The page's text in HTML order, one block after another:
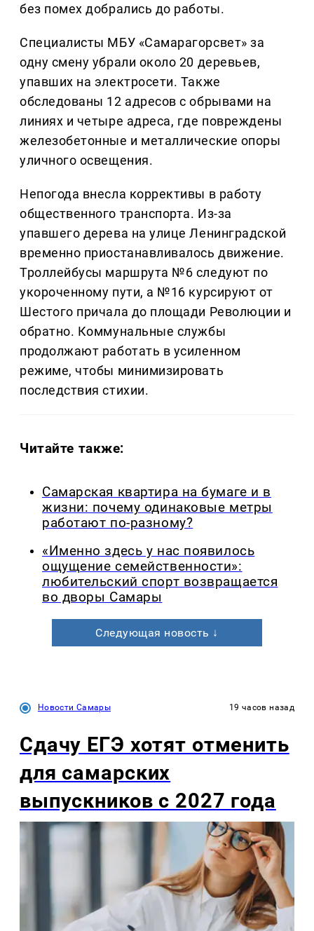
без помех добрались до работы.
Специалисты МБУ «Самарагорсвет» за
одну смену убрали около 20 деревьев,
упавших на электросети. Также
обследованы 12 адресов с обрывами на
линиях и четыре адреса, где повреждены
железобетонные и металлические опоры
уличного освещения.
Непогода внесла коррективы в работу
общественного транспорта. Из-за
упавшего дерева на улице Ленинградской
временно приостанавливалось движение.
Троллейбусы маршрута №6 следуют по
укороченному пути, а №16 курсируют от
Шестого причала до площади Революции и
обратно. Коммунальные службы
продолжают работать в усиленном
режиме, чтобы минимизировать
последствия стихии.
Читайте также:
Самарская квартира на бумаге и в
жизни: почему одинаковые метры
работают по-разному?
«Именно здесь у нас появилось
ощущение семейственности»:
любительский спорт возвращается
во дворы Самары
Следующая новость ↓
Новости Самары 19 часов назад
Сдачу ЕГЭ хотят отменить
для самарских
выпускников с 2027 года